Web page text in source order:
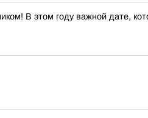
В этом году важной дате,